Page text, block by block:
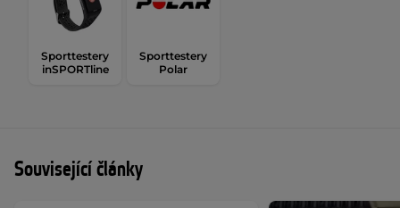
Sporttestery
inSPORTline
Sporttestery
Polar
Související články